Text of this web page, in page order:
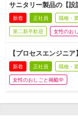
サニタリー製品の【
新着 正社員 職種・
第二新卒歓迎 女性のお
【プロセスエンジニ
新着 正社員 職種・
女性のおしごと掲載中